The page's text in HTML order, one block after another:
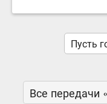
Пусть
Все передачи